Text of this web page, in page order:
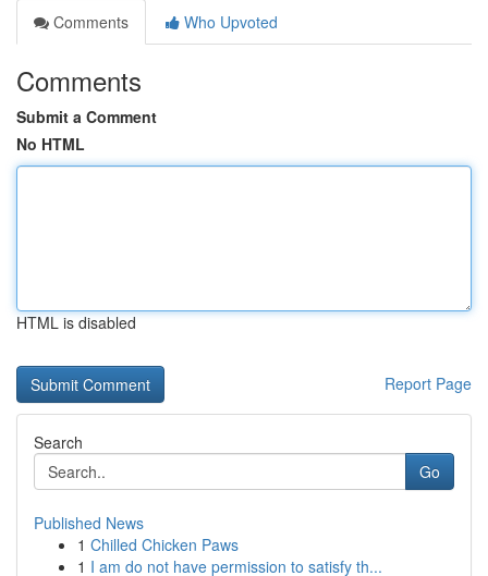
Comments
Who Upvoted
Comments
Submit a Comment
No HTML
HTML is disabled
Report Page
Search
Go
Published News
1 Chilled Chicken Paws
1 I am do not have permission to satisfy th...